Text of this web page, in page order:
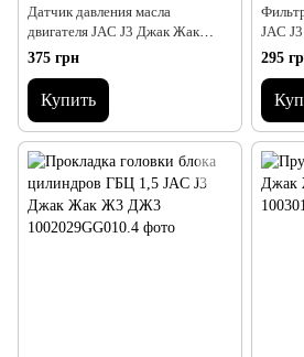
Датчик давления масла
двигателя JAC J3 Джак Жак
Джей 3 Дж3 Ж3
375 грн
Купить
JAC
295